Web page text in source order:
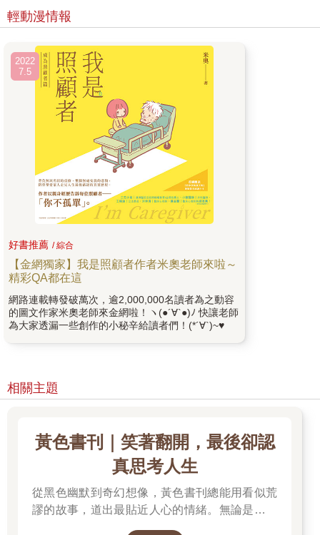
輕動漫情報
2022
7.5
好書推薦 / 綜合
【金網獨家】我是照顧者作者米奧老師來啦～
精彩QA都在這
網路連載轉發破萬次，逾2,000,000名讀者為之動容
的圖文作家米奧老師來金網啦！ヽ(●´∀`●)ﾉ 快讓老師
為大家透漏一些創作的小秘辛給讀者們！(*´∀`)~♥
相關主題
黃色書刊｜笑著翻開，最後卻認
真思考人生
從黑色幽默到奇幻想像，黃色書刊總能用看似荒
謬的故事，道出最貼近人心的情緒。無論是人生